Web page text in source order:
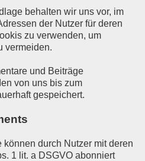
behalten wir uns vor, im
der Nutzer für deren
zu verwenden, um
vermeiden.
und Beiträge
von uns bis zum
gespeichert.
durch Nutzer mit deren
1 lit. a DSGVO abonniert